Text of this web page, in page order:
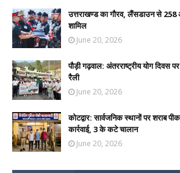
उत्तराखण्ड का गौरव, लैंसडाउन से 258
शामिल
June 20, 2026
पौड़ी गढ़वाल: अंतरराष्ट्रीय योग दिवस
रैली
June 20, 2026
कोटद्वार: सार्वजनिक स्थानों पर शराब
कार्रवाई, 3 के कटे चालान
June 20, 2026